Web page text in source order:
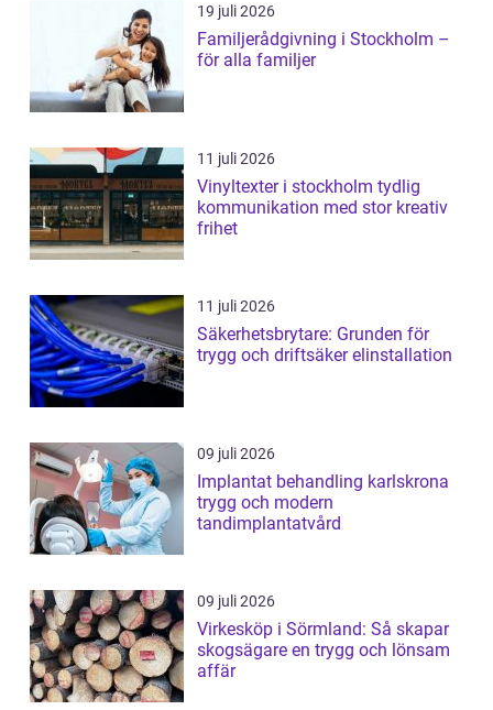
19 juli 2026
Familjerådgivning i Stockholm –
för alla familjer
11 juli 2026
Vinyltexter i stockholm tydlig
kommunikation med stor kreativ
frihet
11 juli 2026
Säkerhetsbrytare: Grunden för
trygg och driftsäker elinstallation
09 juli 2026
Implantat behandling karlskrona
trygg och modern
tandimplantatvård
09 juli 2026
Virkesköp i Sörmland: Så skapar
skogsägare en trygg och lönsam
affär